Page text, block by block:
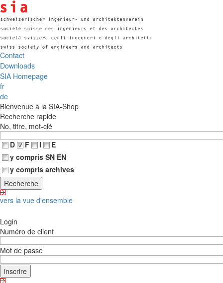
Contact
Downloads
SIA Homepage
fr
de
Bienvenue à la SIA-Shop
Recherche rapide
No, titre, mot-clé
D
F I
E
y compris SN EN
y compris archives
vers la vue d'ensemble
Login
Numéro de client
Mot de passe